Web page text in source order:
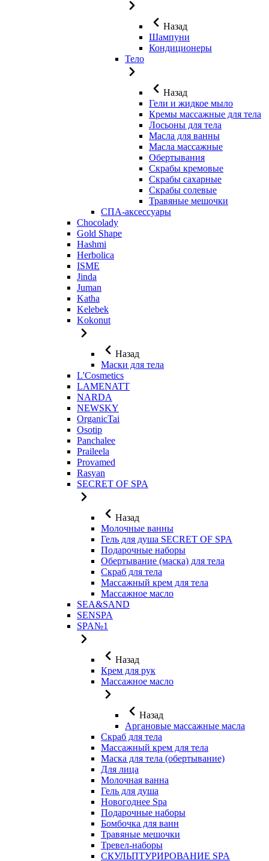
Назад
Шампуни
Кондиционеры
Тело
Назад
Гели и жидкое мыло
Кремы массажные для тела
Лосьоны для тела
Масла для ванны
Масла массажные
Обертывания
Скрабы кремовые
Скрабы сахарные
Скрабы солевые
Травяные мешочки
СПА-аксессуары
Chocolady
Gold Shape
Hashmi
Herbolica
ISME
Jinda
Juman
Katha
Kelebek
Kokonut
Назад
Маски для тела
L'Cosmetics
LAMENATT
NARDA
NEWSKY
OrganicTai
Osotip
Panchalee
Praileela
Provamed
Rasyan
SECRET OF SPA
Назад
Молочные ванны
Гель для душа SECRET OF SPA
Подарочные наборы
Обертывание (маска) для тела
Скраб для тела
Массажный крем для тела
Массажное масло
SEA&SAND
SENSPA
SPA№1
Назад
Крем для рук
Массажное масло
Назад
Аргановые массажные масла
Скраб для тела
Массажный крем для тела
Маска для тела (обертывание)
Для лица
Молочная ванна
Гель для душа
Новогоднее Spa
Подарочные наборы
Бомбочка для ванн
Травяные мешочки
Тревел-наборы
СКУЛЬПТУРИРОВАНИЕ SPA